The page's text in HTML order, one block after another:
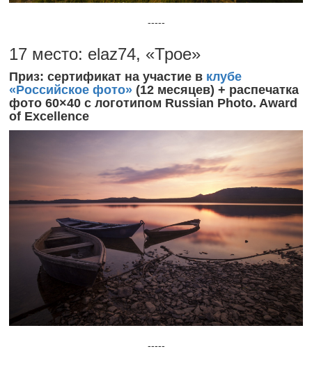
-----
17 место: elaz74, «Трое»
Приз: сертификат на участие в клубе
«Российское фото» (12 месяцев) + распечатка
фото 60×40 с логотипом Russian Photo. Award
of Excellence
-----